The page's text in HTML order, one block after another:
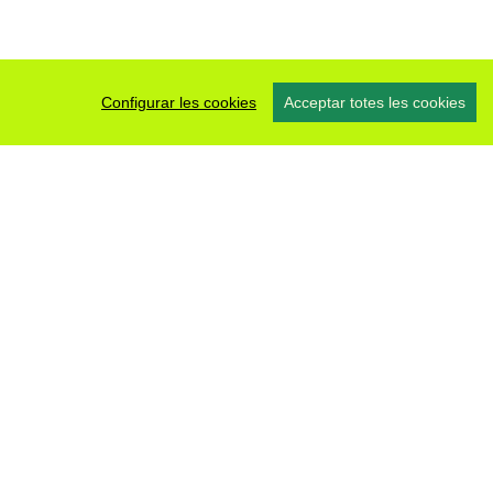
Configurar les cookies Acceptar totes les cookies